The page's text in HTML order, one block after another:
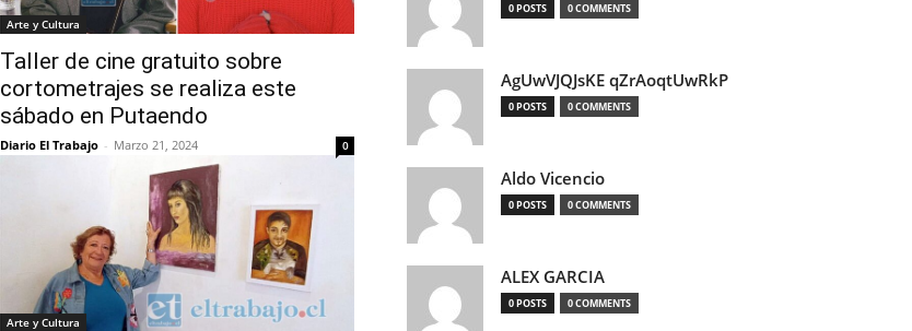
Arte y Cultura
Taller de cine gratuito sobre
cortometrajes se realiza este
sábado en Putaendo
Diario El Trabajo - Marzo 21, 2024 0
Arte y Cultura
0 POSTS 0 COMMENTS
AgUwVJQJsKE qZrAoqtUwRkP
0 POSTS 0 COMMENTS
Aldo Vicencio
0 POSTS 0 COMMENTS
ALEX GARCIA
0 POSTS 0 COMMENTS